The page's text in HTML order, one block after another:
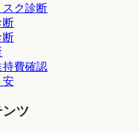
ク診断
断
断
費確認
安
ツ